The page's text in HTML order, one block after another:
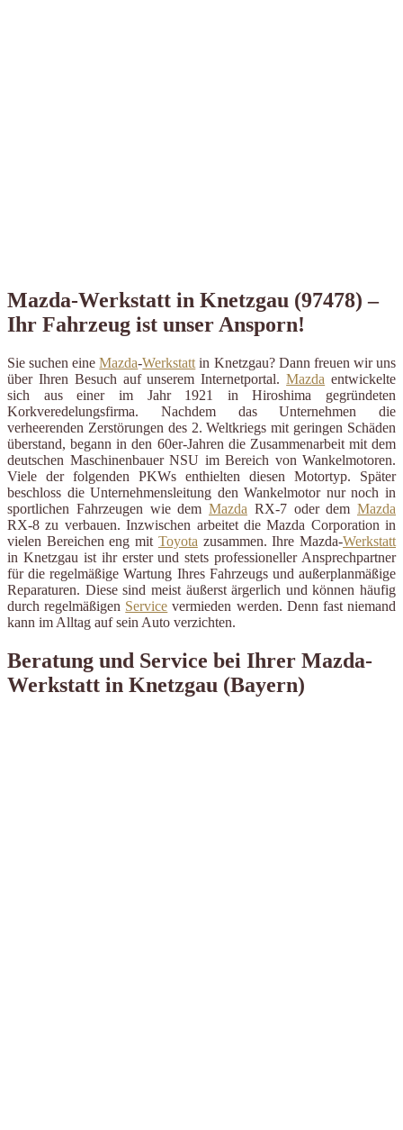
Mazda-Werkstatt in Knetzgau (97478) –
Ihr Fahrzeug ist unser Ansporn!
Sie suchen eineMazda-Werkstatt in Knetzgau? Dann freuen wir uns
über Ihren Besuch auf unserem Internetportal.Mazda entwickelte
sich aus einer im Jahr 1921 in Hiroshima gegründeten
Korkveredelungsfirma. Nachdem das Unternehmen die
verheerenden Zerstörungen des 2. Weltkriegs mit geringen Schäden
überstand, begann in den 60er-Jahren die Zusammenarbeit mit dem
deutschen Maschinenbauer NSU im Bereich von Wankelmotoren.
Viele der folgenden PKWs enthielten diesen Motortyp. Später
beschloss die Unternehmensleitung den Wankelmotor nur noch in
sportlichen Fahrzeugen wie dem Mazda RX-7 oder dem Mazda
RX-8 zu verbauen. Inzwischen arbeitet die Mazda Corporation in
vielen Bereichen eng mit Toyota zusammen. Ihre Mazda-Werkstatt
in Knetzgau ist ihr erster und stets professioneller Ansprechpartner
für die regelmäßige Wartung Ihres Fahrzeugs und außerplanmäßige
Reparaturen. Diese sind meist äußerst ärgerlich und können häufig
durch regelmäßigen Service vermieden werden. Denn fast niemand
kann im Alltag auf sein Auto verzichten.
Beratung und Service bei Ihrer Mazda-
Werkstatt in Knetzgau (Bayern)